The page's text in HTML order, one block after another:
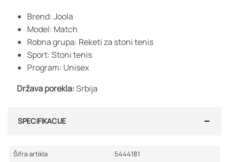
Brend: Joola
Model: Match
Robna grupa: Reketi za stoni tenis
Sport: Stoni tenis
Program: Unisex
Država porekla:Srbija
SPECIFIKACIJE
Šifra artikla
5444181